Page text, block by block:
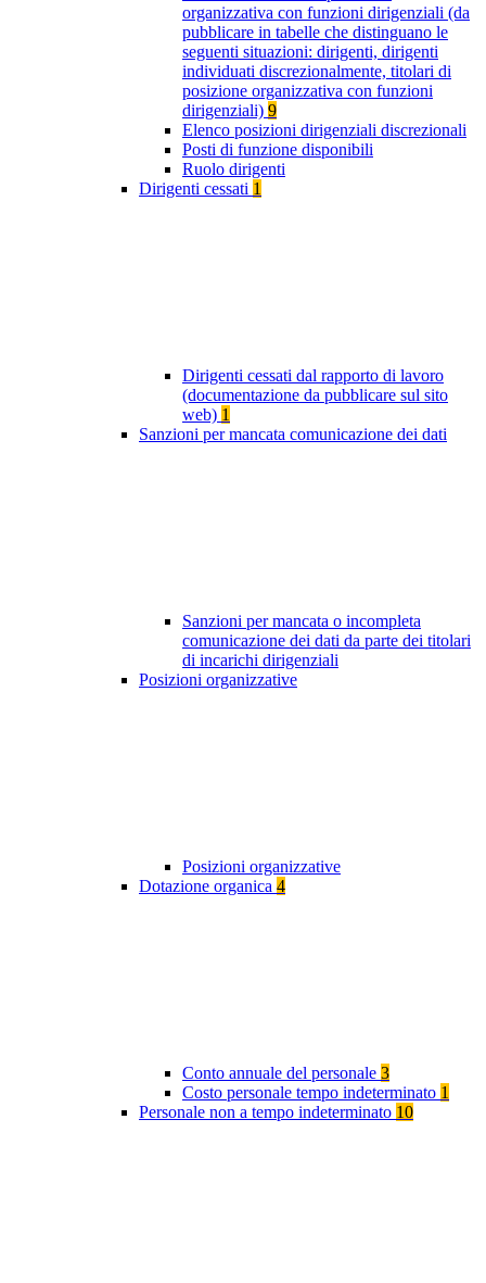
organizzativa con funzioni dirigenziali (da
pubblicare in tabelle che distinguano le
seguenti situazioni: dirigenti, dirigenti
individuati discrezionalmente, titolari di
posizione organizzativa con funzioni
dirigenziali) 9
Elenco posizioni dirigenziali discrezionali
Posti di funzione disponibili
Ruolo dirigenti
Dirigenti cessati 1
Dirigenti cessati dal rapporto di lavoro
(documentazione da pubblicare sul sito
web) 1
Sanzioni per mancata comunicazione dei dati
Sanzioni per mancata o incompleta
comunicazione dei dati da parte dei titolari
di incarichi dirigenziali
Posizioni organizzative
Posizioni organizzative
Dotazione organica 4
Conto annuale del personale 3
Costo personale tempo indeterminato 1
Personale non a tempo indeterminato 10